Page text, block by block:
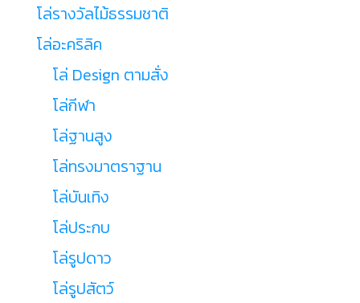
โล่รางวัลไม้ธรรมชาติ
โล่อะคริลิค
โล่ Design ตามสั่ง
โล่กีฬา
โล่ฐานสูง
โล่ทรงมาตราฐาน
โล่บันเทิง
โล่ประกบ
โล่รูปดาว
โล่รูปสัตว์